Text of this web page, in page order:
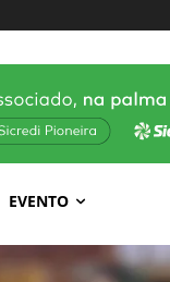
EVENTO